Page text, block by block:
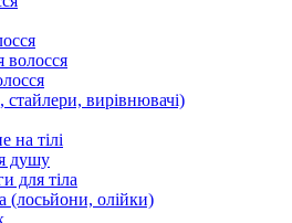
волосся
стайлери, вирівнювачі)
на тілі
душу
для тіла
(лосьйони, олійки)